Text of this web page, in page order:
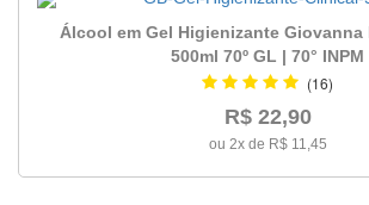
Álcool em Gel Higienizante Giovanna
500ml 70º GL | 70° INPM
(16)
R$ 22,90
ou 2x de R$ 11,45